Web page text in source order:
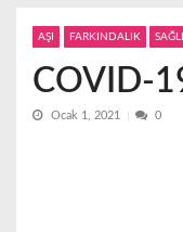
AŞI FARKINDALIK
COVID-
Ocak 1, 2021 0